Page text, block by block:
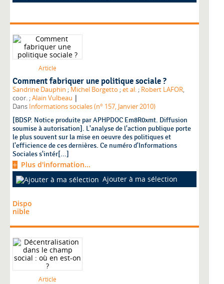
Article
Comment fabriquer une politique sociale ?
Sandrine Dauphin ; Michel Borgetto ;et al. ; Robert LAFOR,
coor. ;Alain Vulbeau |
Dans Informations sociales (n° 157, Janvier 2010)
[BDSP. Notice produite par APHPDOC Em8R0xmt. Diffusion
soumise à autorisation]. L'analyse de l'action publique porte
le plus souvent sur la mise en oeuvre des politiques et
l'efficience de ces dernières. Ce numéro d'Informations
Sociales s'intér[...]
Plus d'information...
Ajouter à ma sélection
Dispo
nible
Article